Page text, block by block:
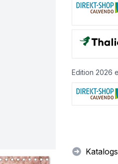
Edition 2026